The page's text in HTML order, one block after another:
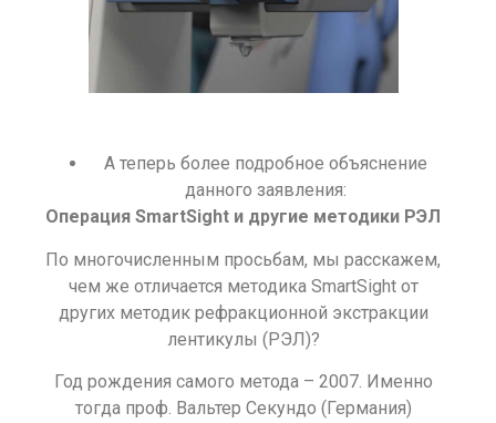
А теперь более подробное объяснение
данного заявления:
Операция SmartSight и другие методики РЭЛ
По многочисленным просьбам, мы расскажем,
чем же отличается методика SmartSight от
других методик рефракционной экстракции
лентикулы (РЭЛ)?
Год рождения самого метода – 2007. Именно
тогда проф. Вальтер Секундо (Германия)